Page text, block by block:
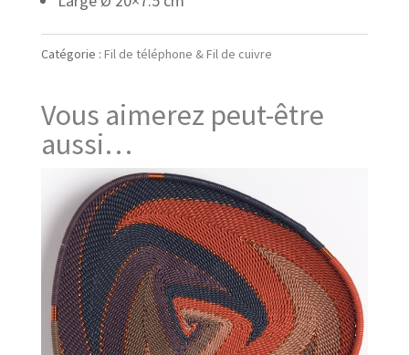
Catégorie : Fil de téléphone & Fil de cuivre
Vous aimerez peut-être
aussi…